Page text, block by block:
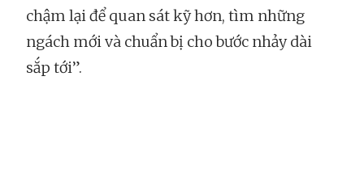
chậm lại để quan sát kỹ hơn, tìm những
ngách mới và chuẩn bị cho bước nhảy dài
sắp tới”.